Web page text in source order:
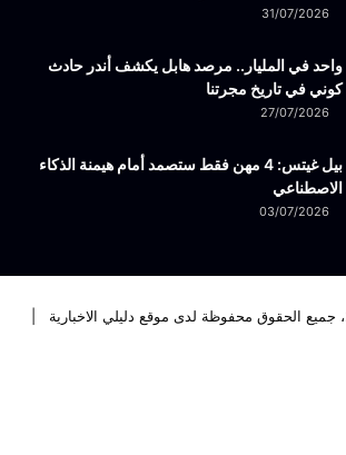
31/07/2026
واحد في المليار.. مرصد هابل يكشف أندر حادث
كوني في تاريخ مجرتنا
27/07/2026
بيل غيتس: 4 مهن فقط ستصمد أمام هيمنة الذكاء
الاصطناعي
03/07/2026